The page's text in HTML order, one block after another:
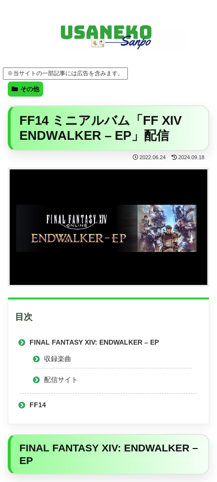
※当サイトの一部記事には広告を含みます。
その他
FF14 ミニアルバム「FF XIV
ENDWALKER – EP」配信
2022.06.24 2024.09.18
目次
FINAL FANTASY XIV: ENDWALKER – EP
収録楽曲
配信サイト
FF14
FINAL FANTASY XIV: ENDWALKER –
EP